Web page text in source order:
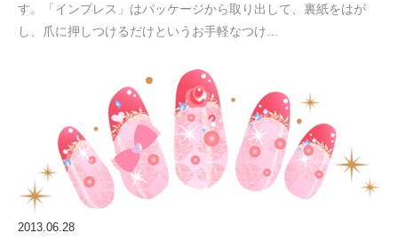
す。「インプレス」はパッケージから取り出して、裏紙をはが
し、爪に押しつけるだけというお手軽なつけ…
2013.06.28